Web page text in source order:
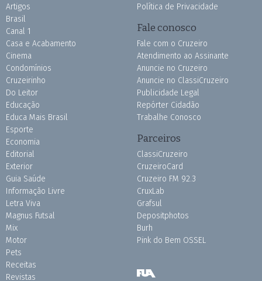
Artigos
Brasil
Canal 1
Casa e Acabamento
Cinema
Condomínios
Cruzeirinho
Do Leitor
Educação
Educa Mais Brasil
Esporte
Economia
Editorial
Exterior
Guia Saúde
Informação Livre
Letra Viva
Magnus Futsal
Mix
Motor
Pets
Receitas
Revistas
Política de Privacidade
Fale conosco
Fale com o Cruzeiro
Atendimento ao Assinante
Anuncie no Cruzeiro
Anuncie no ClassiCruzeiro
Publicidade Legal
Repórter Cidadão
Trabalhe Conosco
Parceiros
ClassiCruzeiro
CruzeiroCard
Cruzeiro FM 92.3
CruxLab
Grafsul
Depositphotos
Burh
Pink do Bem OSSEL